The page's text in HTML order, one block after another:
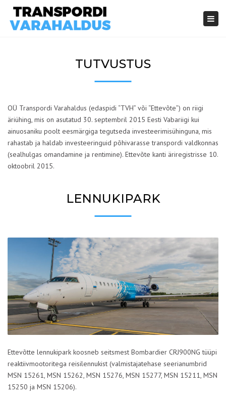
TUTVUSTUS
OÜ Transpordi Varahaldus (edaspidi “TVH” või “Ettevõte”) on riigi
äriühing, mis on asutatud 30. septembril 2015 Eesti Vabariigi kui
ainuosaniku poolt eesmärgiga tegutseda investeerimisühinguna, mis
rahastab ja haldab investeeringuid põhivarasse transpordi valdkonnas
(sealhulgas omandamine ja rentimine). Ettevõte kanti äriregistrisse 10.
oktoobril 2015.
LENNUKIPARK
Ettevõtte lennukipark koosneb seitsmest Bombardier CRJ900NG tüüpi
reaktiivmootoritega reisilennukist (valmistajatehase seerianumbrid
MSN 15261, MSN 15262, MSN 15276, MSN 15277, MSN 15211, MSN
15250 ja MSN 15206).